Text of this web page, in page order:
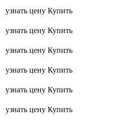
узнать цену Купить
узнать цену Купить
узнать цену Купить
узнать цену Купить
узнать цену Купить
узнать цену Купить